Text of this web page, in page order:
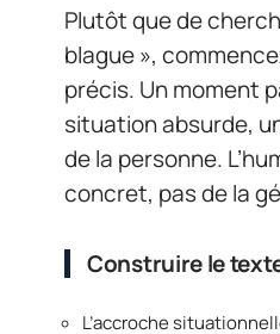
Plutôt que de
blague »,
précis. Un moment
situation absurde,
de la personne.
concret, pas de la
Construire le
L’accroche